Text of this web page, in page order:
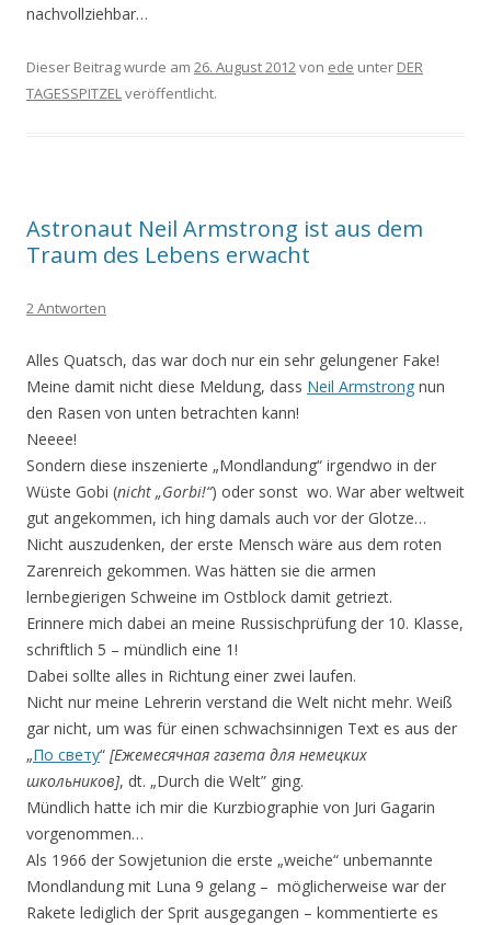
nachvollziehbar…
Dieser Beitrag wurde am 26. August 2012von ede unter DER
TAGESSPITZELveröffentlicht.
Astronaut Neil Armstrong ist aus dem
Traum des Lebens erwacht
2 Antworten
Alles Quatsch, das war doch nur ein sehr gelungener Fake!
Meine damit nicht diese Meldung, dass Neil Armstrong nun
den Rasen von unten betrachten kann!
Neeee!
Sondern diese inszenierte „Mondlandung“ irgendwo in der
Wüste Gobi (nicht „Gorbi!“) oder sonst wo. War aber weltweit
gut angekommen, ich hing damals auch vor der Glotze…
Nicht auszudenken, der erste Mensch wäre aus dem roten
Zarenreich gekommen. Was hätten sie die armen
lernbegierigen Schweine im Ostblock damit getriezt.
Erinnere mich dabei an meine Russischprüfung der 10. Klasse,
schriftlich 5 – mündlich eine 1!
Dabei sollte alles in Richtung einer zwei laufen.
Nicht nur meine Lehrerin verstand die Welt nicht mehr. Weiß
gar nicht, um was für einen schwachsinnigen Text es aus der
„По cвету“ [Ежемесячная газета для немецких
школьников], dt. „Durch die Welt” ging.
Mündlich hatte ich mir die Kurzbiographie von Juri Gagarin
vorgenommen…
Als 1966 der Sowjetunion die erste „weiche“ unbemannte
Mondlandung mit Luna 9 gelang – möglicherweise war der
Rakete lediglich der Sprit ausgegangen – kommentierte es